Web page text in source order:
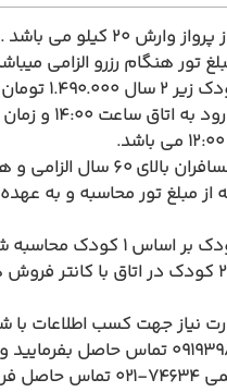
وارش 20 کیلو می باشد .
تومان می باشد.
زمان ورود به
بیمه مسافران بالای 60 سال
از مبلغ تور محاسبه و به
نرخ کودک بر اساس 1
وجود 2 کودک در اتاق با کانتر
نیاز جهت کسب اطلاعات با
۰۹۱۹۳۹۸۵۸۹۸ تماس حاصل
فرمایید